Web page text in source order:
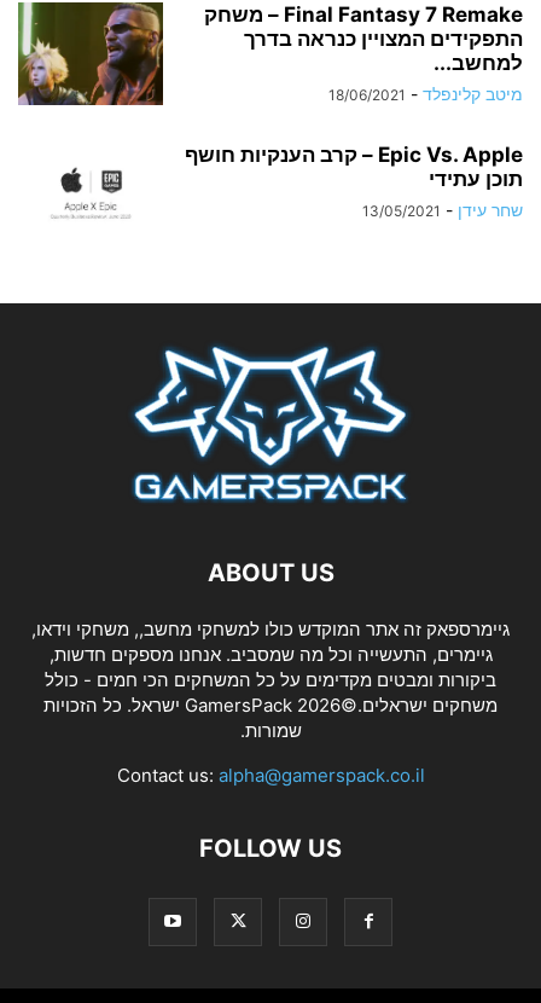
Final Fantasy 7 Remake – משחק
התפקידים המצויין כנראה בדרך
למחשב...
מיטב קלינפלד -
18/06/2021
Epic Vs. Apple – קרב הענקיות חושף
תוכן עתידי
שחר עידן -
13/05/2021
ABOUT US
גיימרספאק זה אתר המוקדש כולו למשחקי מחשב,, משחקי וידאו,
גיימרים, התעשייה וכל מה שמסביב. אנחנו מספקים חדשות,
ביקורות ומבטים מקדימים על כל המשחקים הכי חמים - כולל
משחקים ישראלים.©2026 GamersPack ישראל. כל הזכויות
שמורות.
Contact us: alpha@gamerspack.co.il
FOLLOW US